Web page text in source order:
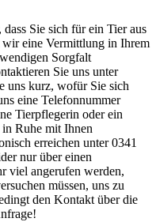
Sie sich für ein Tier aus
wir eine Vermittlung in Ihrem
Sorgfalt
Sie uns unter
uns kurz, wofür Sie sich
eine Telefonnummer
Tierpflegerin oder ein
Ruhe mit Ihnen
erreichen unter 0341
nur über einen
viel angerufen werden,
müssen, uns zu
den Kontakt über die